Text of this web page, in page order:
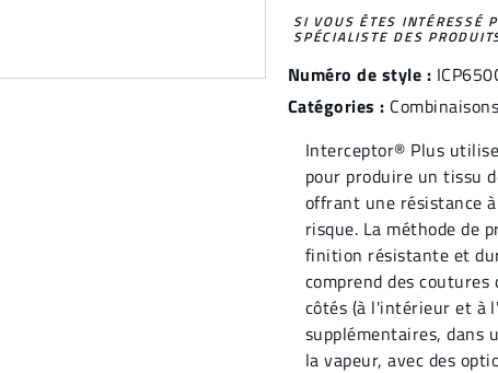
SI VOUS ÊTES INTÉRESSÉ
SPÉCIALISTE DES
Numéro de style :
Catégories :
Interceptor® Plus
pour produire un tissu
offrant une résistance
risque. La méthode de
finition résistante et
comprend des
côtés (à l'intérieur et à
supplémentaires, dans
la vapeur, avec des